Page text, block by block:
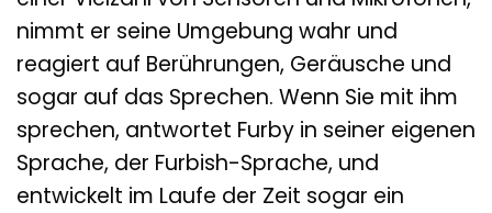
nimmt er seine Umgebung wahr und
reagiert auf Berührungen, Geräusche und
sogar auf das Sprechen. Wenn Sie mit ihm
sprechen, antwortet Furby in seiner eigenen
Sprache, der Furbish-Sprache, und
entwickelt im Laufe der Zeit sogar ein